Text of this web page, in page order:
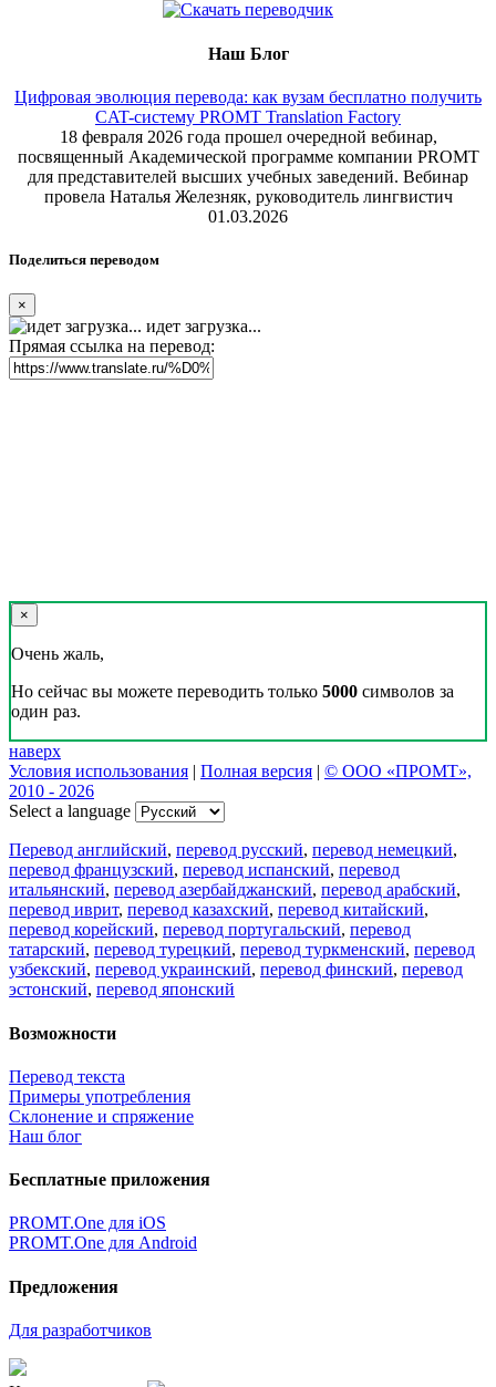
Наш Блог
Цифровая эволюция перевода: как вузам бесплатно получить
CAT-систему PROMT Translation Factory
18 февраля 2026 года прошел очередной вебинар,
посвященный Академической программе компании PROMT
для представителей высших учебных заведений. Вебинар
провела Наталья Железняк, руководитель лингвистич
01.03.2026
Поделиться переводом
×
идет загрузка...
Прямая ссылка на перевод:
×
Очень жаль,
Но сейчас вы можете переводить только 5000 символов за
один раз.
наверх
Условия использования | Полная версия | © ООО «ПРОМТ»,
2010 - 2026
Select a language
Перевод английский, перевод русский, перевод немецкий,
перевод французский, перевод испанский, перевод
итальянский, перевод азербайджанский, перевод арабский,
перевод иврит, перевод казахский, перевод китайский,
перевод корейский, перевод португальский, перевод
татарский, перевод турецкий, перевод туркменский, перевод
узбекский, перевод украинский, перевод финский, перевод
эстонский, перевод японский
Возможности
Перевод текста
Примеры употребления
Склонение и спряжение
Наш блог
Бесплатные приложения
PROMT.One для iOS
PROMT.One для Android
Предложения
Для разработчиков